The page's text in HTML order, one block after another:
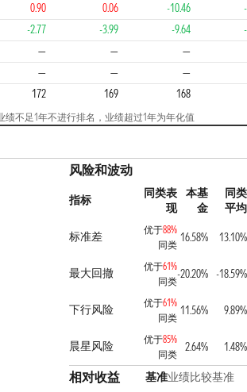
0.90 0.06 -10.46
-2.77 -3.99 -9.64
— — —
1
— —
—
172 169 168
绩不足1年不进行排名，业绩超过1年为年化值
风险和波动
指标
同类表
现
本基
金
同类
平均
标准差
优于88%
同类
16.58% 13.10%
最大回撤 优于61%
同类
-20.20% -18.59%
下行风险 优于61%
同类
11.56% 9.89%
晨星风险 优于85%
同类
2.64% 1.48%
相对收益 基准业绩比较基准